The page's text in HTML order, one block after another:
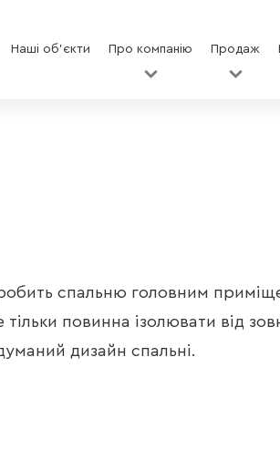
Наші об'єкти Про компанію Продаж
спальню головним
повинна ізолювати від
дизайн спальні.